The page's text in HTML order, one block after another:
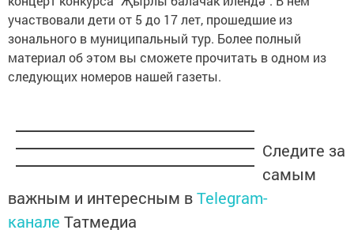
участвовали дети от 5 до 17 лет, прошедшие из
зонального в муниципальный тур. Более полный
материал об этом вы сможете прочитать в одном из
следующих номеров нашей газеты.
Следите за
самым
важным и интересным вTelegram-
канале Татмедиа